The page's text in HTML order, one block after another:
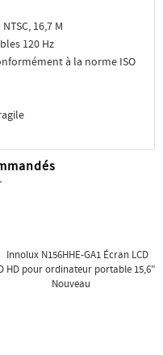
16,7 M
120 Hz
à la norme ISO